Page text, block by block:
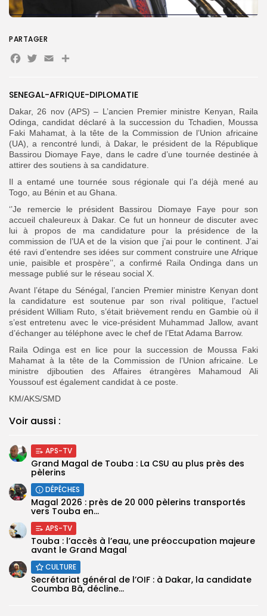
FR
SENEGAL-AFRIQUE-DIPLOMATIE
Dakar, 26 nov (APS) – L’ancien Premier ministre Kenyan, Raila
Odinga, candidat déclaré à la succession du Tchadien, Moussa
Faki Mahamat, à la tête de la Commission de l’Union africaine
(UA), a rencontré lundi, à Dakar, le président de la République
Bassirou Diomaye Faye, dans le cadre d’une tournée destinée à
attirer des soutiens à sa candidature.
Il a entamé une tournée sous régionale qui l’a déjà mené au
Togo, au Bénin et au Ghana.
‘’Je remercie le président Bassirou Diomaye Faye pour son
accueil chaleureux à Dakar. Ce fut un honneur de discuter avec
lui à propos de ma candidature pour la présidence de la
commission de l’UA et de la vision que j’ai pour le continent. J’ai
été ravi d’entendre ses idées sur comment construire une Afrique
unie, paisible et prospère’’, a confirmé Raila Ondinga dans un
message publié sur le réseau social X.
Avant l’étape du Sénégal, l’ancien Premier ministre Kenyan dont
la candidature est soutenue par son rival politique, l’actuel
président William Ruto, s’était brièvement rendu en Gambie où il
s’est entretenu avec le vice-président Muhammad Jallow, avant
d’échanger au téléphone avec le chef de l’Etat Adama Barrow.
Raila Odinga est en lice pour la succession de Moussa Faki
Mahamat à la tête de la Commission de l’Union africaine. Le
ministre djiboutien des Affaires étrangères Mahamoud Ali
Youssouf est également candidat à ce poste.
KM/AKS/SMD
Voir aussi :
APS-TV
Grand Magal de Touba : La CSU au plus près des
pèlerins
DÉPÊCHES
Magal 2026 : près de 20 000 pèlerins transportés
vers Touba en...
APS-TV
Touba : l’accès à l’eau, une préoccupation majeure
avant le Grand Magal
CULTURE
Secrétariat général de l’OIF : à Dakar, la candidate
Coumba Bâ, décline...
PARTAGER
Facebook
Twitter
EmailPartager